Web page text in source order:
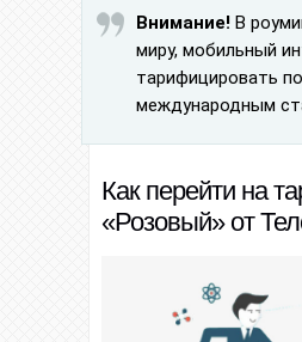
Внимание! В
миру, мобильный
тарифицировать по
международным
Как перейти на
«Розовый» от